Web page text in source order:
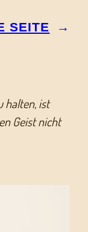
SEITE →
halten, ist
Geist nicht